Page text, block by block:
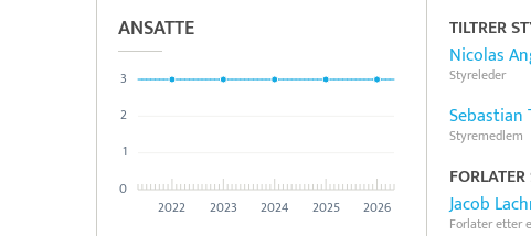
ANSATTE
2022 2023 2024 2025 2026
0
1
2
3
TILTRER
Nicolas
Styreleder
Styremedlem
Jacob
Forlater etter